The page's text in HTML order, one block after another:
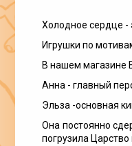
Холодное сердце -
Игрушки по
В нашем магазине
Анна - главный
Эльза -основная
Она постоянно
погрузила